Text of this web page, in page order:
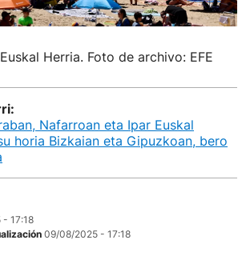
Herria. Foto de archivo: EFE
Nafarroan eta Ipar Euskal
horia Bizkaian eta Gipuzkoan, bero
17:18
09/08/2025 - 17:18